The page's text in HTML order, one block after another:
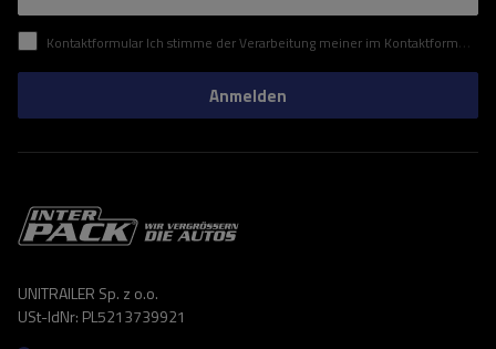
Kontaktformular Ich stimme der Verarbeitung meiner im Kontaktformular enthaltenen personenbezogenen Daten gemäß der Verordnung (EU) des Europäischen Parlaments und des Rates zu.
Anmelden
UNITRAILER Sp. z o.o.
USt-IdNr: PL5213739921